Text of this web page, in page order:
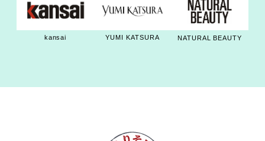
kansai YUMI KATSURA NATURAL BEAUTY